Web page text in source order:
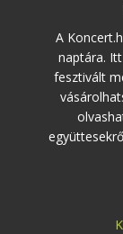
A
naptára.
fesztivált